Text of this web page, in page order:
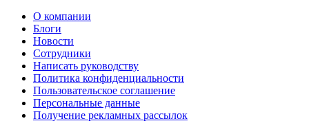
О компании
Блоги
Новости
Сотрудники
Написать руководству
Политика конфиденциальности
Пользовательское соглашение
Персональные данные
Получение рекламных рассылок